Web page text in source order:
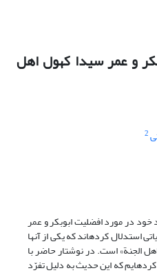
و عمر سیدا کهول اهل
2
خود در مورد افضلیت ابوبکر و عمر
بر دیگر صحابه پیامبر اکرم$ به روایاتی استدلال کرده‎اند که یکی از آنها
الجنة» است. در نوشتار حاضر با
مفروض گرفتن صحت سند، اثبات کرده‎ایم که این حدیث به دلیل تفرّد